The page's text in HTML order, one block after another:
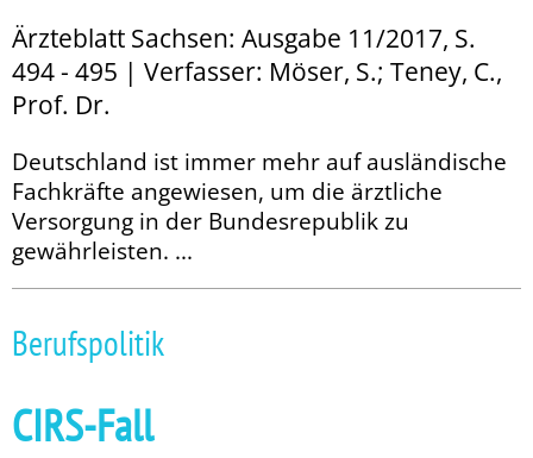
Ärzteblatt Sachsen: Ausgabe 11/2017, S.
494 - 495 | Verfasser: Möser, S.; Teney, C.,
Prof. Dr.
Deutschland ist immer mehr auf ausländische
Fachkräfte angewiesen, um die ärztliche
Versorgung in der Bundesrepublik zu
gewährleisten. ...
Berufspolitik
CIRS-Fall